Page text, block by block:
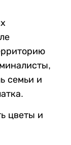
семьи и
цветы и